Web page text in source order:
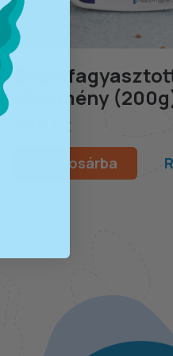
sűrítmény
690 Ft
Kosárba